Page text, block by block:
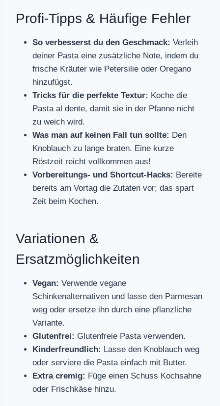
Profi-Tipps & Häufige Fehler
So verbesserst du den Geschmack: Verleih
deiner Pasta eine zusätzliche Note, indem du
frische Kräuter wie Petersilie oder Oregano
hinzufügst.
Tricks für die perfekte Textur: Koche die
Pasta al dente, damit sie in der Pfanne nicht
zu weich wird.
Was man auf keinen Fall tun sollte: Den
Knoblauch zu lange braten. Eine kurze
Röstzeit reicht vollkommen aus!
Vorbereitungs- und Shortcut-Hacks: Bereite
bereits am Vortag die Zutaten vor; das spart
Zeit beim Kochen.
Variationen &
Ersatzmöglichkeiten
Vegan: Verwende vegane
Schinkenalternativen und lasse den Parmesan
weg oder ersetze ihn durch eine pflanzliche
Variante.
Glutenfrei: Glutenfreie Pasta verwenden.
Kinderfreundlich: Lasse den Knoblauch weg
oder serviere die Pasta einfach mit Butter.
Extra cremig: Füge einen Schuss Kochsahne
oder Frischkäse hinzu.